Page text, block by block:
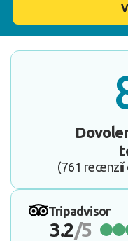
(761
Tripadvisor
3.2/5